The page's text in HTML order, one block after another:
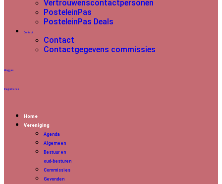
Vertrouwenscontactpersonen
PosteleinPas
PosteleinPas Deals
Contact
Contact
Contactgegevens commissies
Inloggen
Registreren
Home
Vereniging
Agenda
Algemeen
Bestuur en
oud-besturen
Commissies
Gevonden